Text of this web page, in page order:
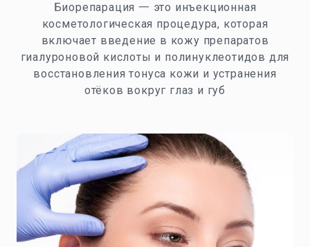
Биорепарация 一 это инъекционная
косметологическая процедура, которая
включает введение в кожу препаратов
гиалуроновой кислоты и полинуклеотидов для
восстановления тонуса кожи и устранения
отёков вокруг глаз и губ